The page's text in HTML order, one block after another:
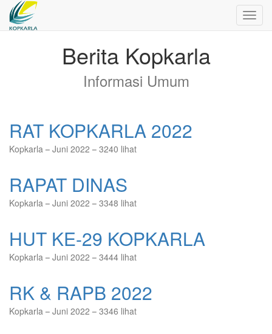
Berita Kopkarla
Informasi Umum
RAT KOPKARLA 2022
Kopkarla Juni 2022 3240 lihat
RAPAT DINAS
Kopkarla Juni 2022 3348 lihat
HUT KE-29 KOPKARLA
Kopkarla Juni 2022 3444 lihat
RK & RAPB 2022
Kopkarla Juni 2022 3346 lihat